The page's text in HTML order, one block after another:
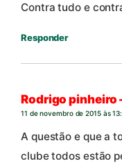
Contra tudo e
Responder
Rodrigo pinheiro
11 de novembro de 2015 às
A questão e que a
clube todos estão